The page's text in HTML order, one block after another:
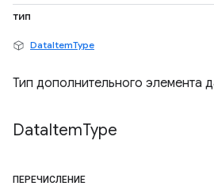
тип
DataItemType
Тип дополнительного элемента
DataItemType
ПЕРЕЧИСЛЕНИЕ